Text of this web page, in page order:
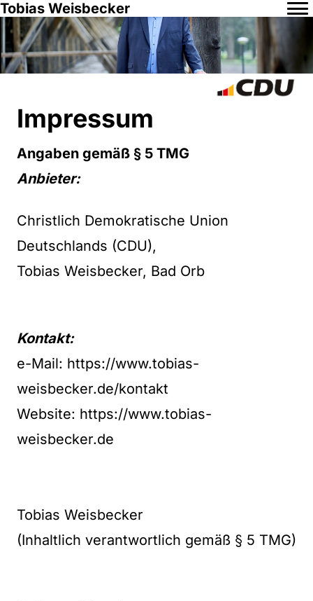
Tobias Weisbecker
Impressum
Angaben gemäß § 5 TMG
Anbieter:
Christlich Demokratische Union
Deutschlands (CDU),
Tobias Weisbecker, Bad Orb
Kontakt:
e-Mail: https://www.tobias-
weisbecker.de/kontakt
Website: https://www.tobias-
weisbecker.de
Tobias Weisbecker
(Inhaltlich verantwortlich gemäß § 5 TMG)